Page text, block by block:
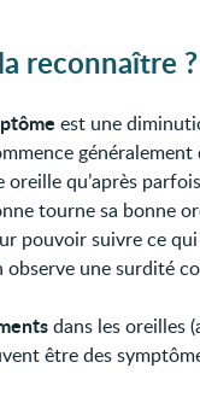
reconnaître ?
est une
oreille qu’après
tourne sa bonne
pouvoir suivre ce
observe une surdité
dans les oreilles
être des